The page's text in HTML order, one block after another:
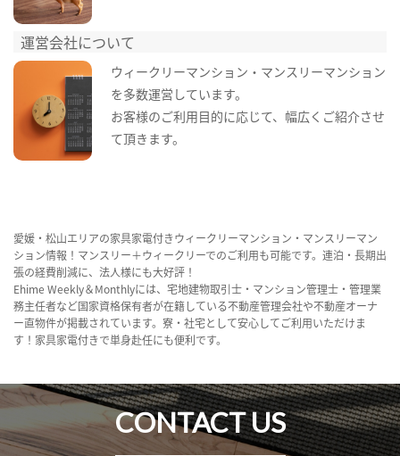
運営会社について
ウィークリーマンション・マンスリーマンション
を多数運営しています。
お客様のご利用目的に応じて、幅広くご紹介させ
て頂きます。
愛媛・松山エリアの家具家電付きウィークリーマンション・マンスリーマン
ション情報！マンスリー＋ウィークリーでのご利用も可能です。連泊・長期出
張の経費削減に、法人様にも大好評！
Ehime Weekly＆Monthlyには、宅地建物取引士・マンション管理士・管理業
務主任者など国家資格保有者が在籍している不動産管理会社や不動産オーナ
ー直物件が掲載されています。寮・社宅として安心してご利用いただけま
す！家具家電付きで単身赴任にも便利です。
CONTACT US